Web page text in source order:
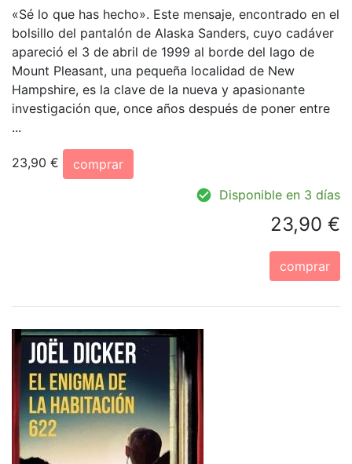
«Sé lo que has hecho». Este mensaje, encontrado en el
bolsillo del pantalón de Alaska Sanders, cuyo cadáver
apareció el 3 de abril de 1999 al borde del lago de
Mount Pleasant, una pequeña localidad de New
Hampshire, es la clave de la nueva y apasionante
investigación que, once años después de poner entre
...
23,90 €
comprar
Disponible en 3 días
23,90 €
comprar